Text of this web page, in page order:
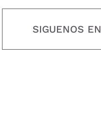
SIGUENOS EN